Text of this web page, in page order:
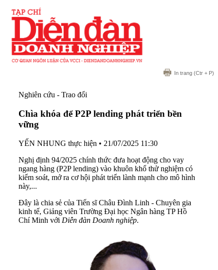
In trang (Ctr + P)
Nghiên cứu - Trao đổi
Chìa khóa để P2P lending phát triển bền
vững
YẾN NHUNG thực hiện • 21/07/2025 11:30
Nghị định 94/2025 chính thức đưa hoạt động cho vay
ngang hàng (P2P lending) vào khuôn khổ thử nghiệm có
kiểm soát, mở ra cơ hội phát triển lành mạnh cho mô hình
này,...
Đây là chia sẻ của Tiến sĩ Châu Đình Linh - Chuyên gia
kinh tế, Giảng viên Trường Đại học Ngân hàng TP Hồ
Chí Minh với Diễn đàn Doanh nghiệp.